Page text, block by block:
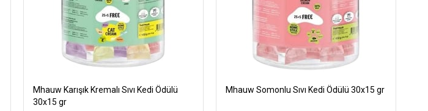
Mhauw Karışık Kremalı Sıvı Kedi Ödülü
30x15 gr
Mhauw Somonlu Sıvı Kedi Ödülü 30x15 gr